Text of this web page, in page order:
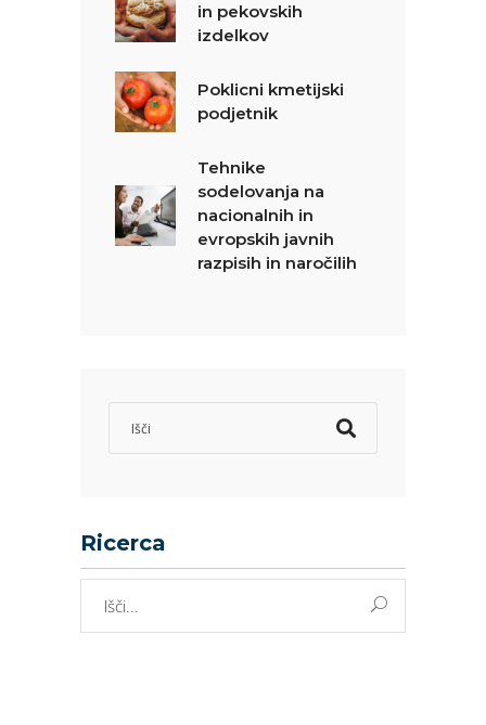
in pekovskih
izdelkov
Poklicni kmetijski
podjetnik
Tehnike
sodelovanja na
nacionalnih in
evropskih javnih
razpisih in naročilih
Ricerca